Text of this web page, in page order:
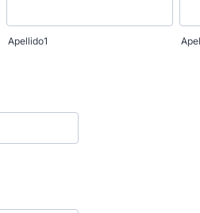
Apellido1